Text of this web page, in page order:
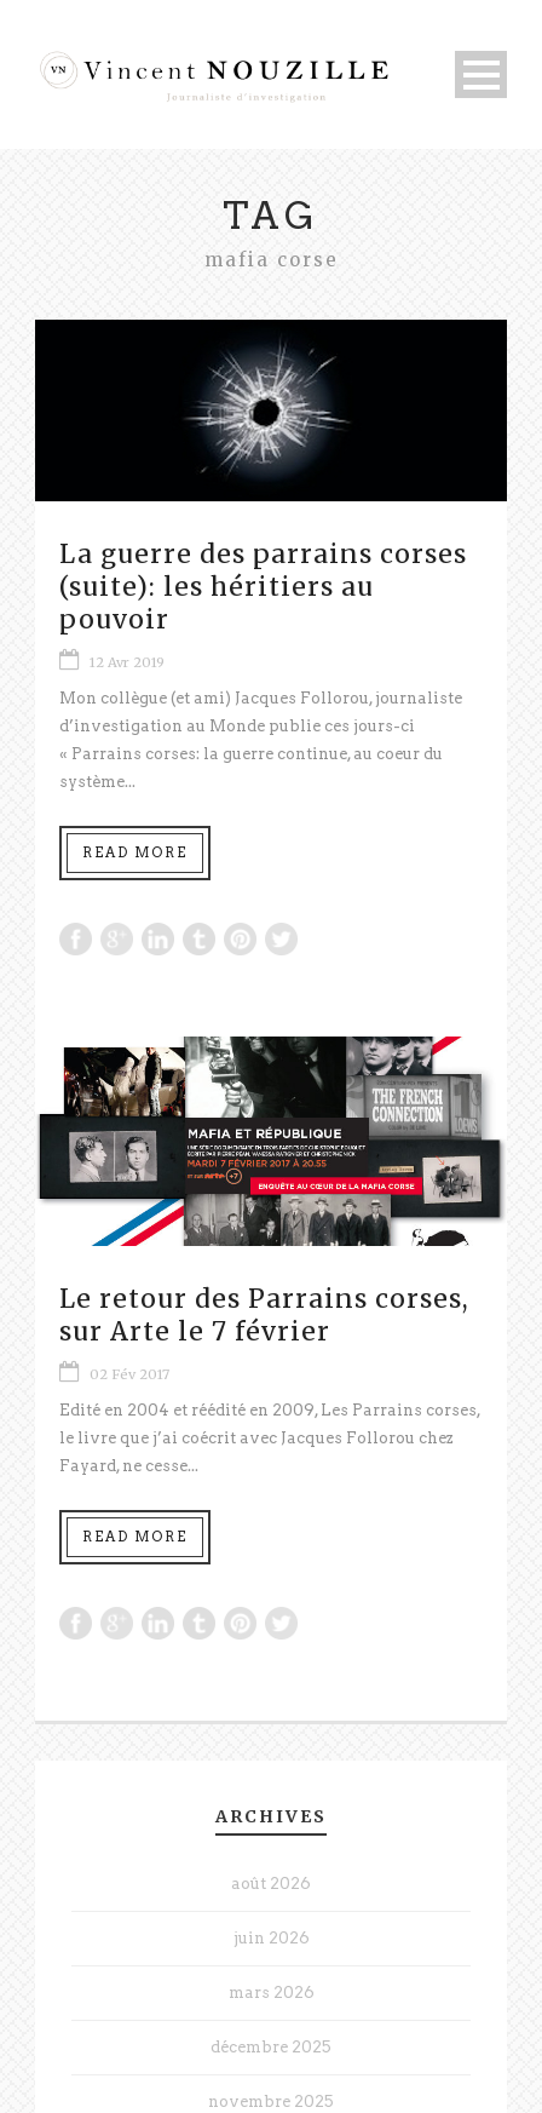
TAG
mafia corse
La guerre des parrains corses
(suite): les héritiers au
pouvoir
12 Avr 2019
Mon collègue (et ami) Jacques Follorou, journaliste
d’investigation au Monde publie ces jours-ci
« Parrains corses: la guerre continue, au coeur du
système...
READ MORE
Le retour des Parrains corses,
sur Arte le 7 février
02 Fév 2017
Edité en 2004 et réédité en 2009, Les Parrains corses,
le livre que j’ai coécrit avec Jacques Follorou chez
Fayard, ne cesse...
READ MORE
ARCHIVES
août 2026
juin 2026
mars 2026
décembre 2025
novembre 2025